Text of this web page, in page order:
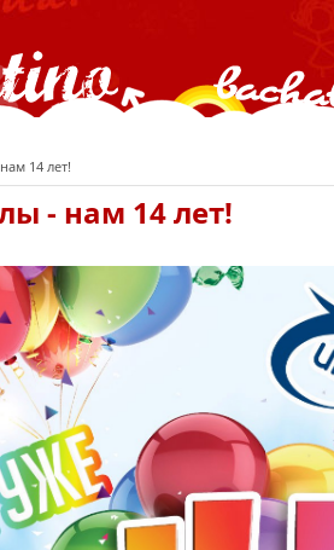
14 лет!
- нам 14 лет!